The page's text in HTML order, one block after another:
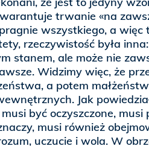
trwanie «na
wszystkiego, a więc
rzeczywistość była
stanem, ale może nie
Widzimy więc, że
a potem
Jak
być oczyszczone, musi
musi również
uczucie i wola. W